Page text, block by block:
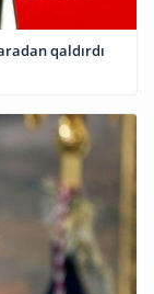
qaldırdı